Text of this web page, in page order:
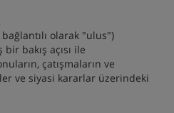
olarak "ulus")
bakış açısı ile
çatışmaların ve
ve siyasi kararlar üzerindeki